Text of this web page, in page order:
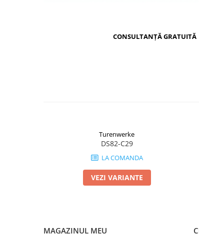
CONSULTANȚĂ GRATUITĂ
Turenwerke
DS82-C29
LA COMANDA
VEZI VARIANTE
MAGAZINUL MEU